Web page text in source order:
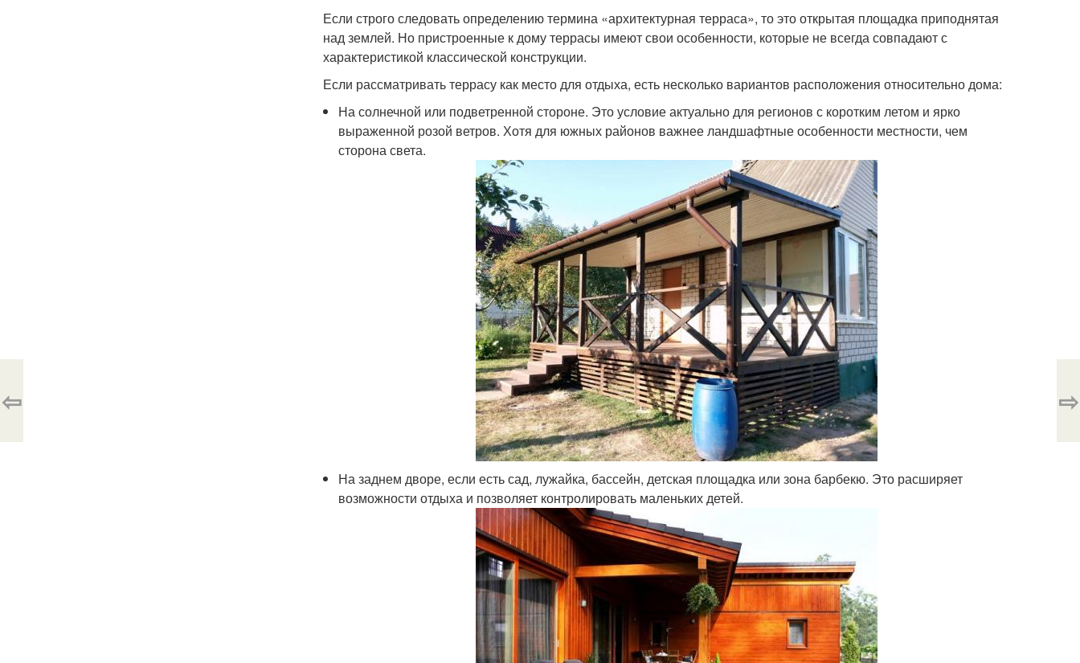
Если строго следовать определению термина «архитектурная терраса», то это открытая площадка приподнятая
над землей. Но пристроенные к дому террасы имеют свои особенности, которые не всегда совпадают с
характеристикой классической конструкции.
Если рассматривать террасу как место для отдыха, есть несколько вариантов расположения относительно дома:
На солнечной или подветренной стороне. Это условие актуально для регионов с коротким летом и ярко
выраженной розой ветров. Хотя для южных районов важнее ландшафтные особенности местности, чем
сторона света.
На заднем дворе, если есть сад, лужайка, бассейн, детская площадка или зона барбекю. Это расширяет
возможности отдыха и позволяет контролировать маленьких детей.
⇦ ⇨